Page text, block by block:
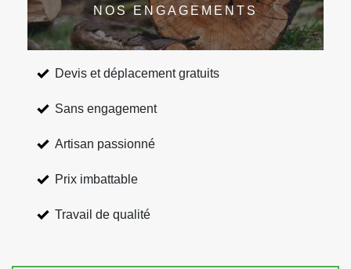
NOS ENGAGEMENTS
Devis et déplacement gratuits
Sans engagement
Artisan passionné
Prix imbattable
Travail de qualité